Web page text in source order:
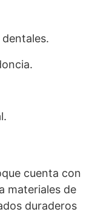
cuenta con
materiales de
duraderos